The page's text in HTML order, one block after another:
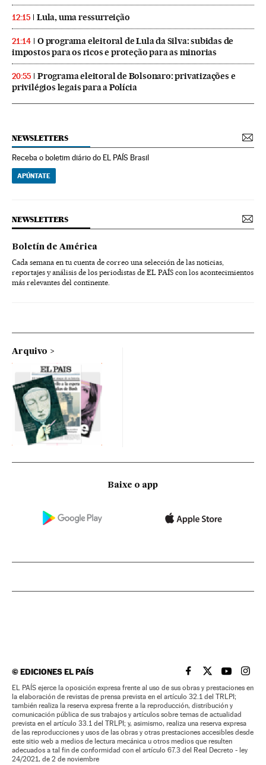
12:15 Lula, uma ressurreição
21:14
O programa eleitoral de Lula da Silva: subidas de
impostos para os ricos e proteção para as minorias
20:55
Programa eleitoral de Bolsonaro: privatizações e
privilégios legais para a Polícia
NEWSLETTERS
Receba o boletim diário do EL PAÍS Brasil
APÚNTATE
NEWSLETTERS
Boletín de América
Cada semana en tu cuenta de correo una selección de las noticias,
reportajes y análisis de los periodistas de EL PAÍS con los acontecimientos
más relevantes del continente.
Arquivo
Baixe o app
©EDICIONES EL PAÍS EL PAÍS BRASIL EN
EL PAÍSEL PAÍS
EL
EL PAÍS ejerce la oposición expresa frente al uso de sus obras y prestaciones en
la elaboración de revistas de prensa prevista en el artículo 32.1 del TRLPI;
también realiza la reserva expresa frente a la reproducción, distribución y
comunicación pública de sus trabajos y artículos sobre temas de actualidad
prevista en el artículo 33.1 del TRLPI; y, asimismo, realiza una reserva expresa
de las reproducciones y usos de las obras y otras prestaciones accesibles desde
este sitio web a medios de lectura mecánica u otros medios que resulten
adecuados a tal fin de conformidad con el artículo 67.3 del Real Decreto - ley
24/2021, de 2 de noviembre